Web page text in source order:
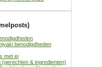
benodigdheden
met ei
(gerechten & ingredienten)